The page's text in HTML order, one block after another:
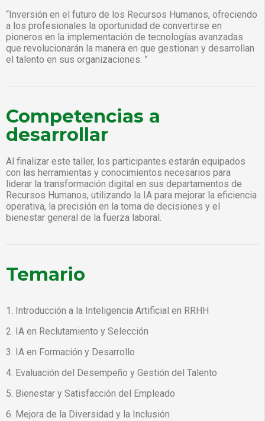
“Inversión en el futuro de los Recursos Humanos, ofreciendo
a los profesionales la oportunidad de convertirse en
pioneros en la implementación de tecnologías avanzadas
que revolucionarán la manera en que gestionan y desarrollan
el talento en sus organizaciones. ”
Competencias a
desarrollar
Al finalizar este taller, los participantes estarán equipados
con las herramientas y conocimientos necesarios para
liderar la transformación digital en sus departamentos de
Recursos Humanos, utilizando la IA para mejorar la eficiencia
operativa, la precisión en la toma de decisiones y el
bienestar general de la fuerza laboral.
Temario
1. Introducción a la Inteligencia Artificial en RRHH
2. IA en Reclutamiento y Selección
3. IA en Formación y Desarrollo
4. Evaluación del Desempeño y Gestión del Talento
5. Bienestar y Satisfacción del Empleado
6. Mejora de la Diversidad y la Inclusión